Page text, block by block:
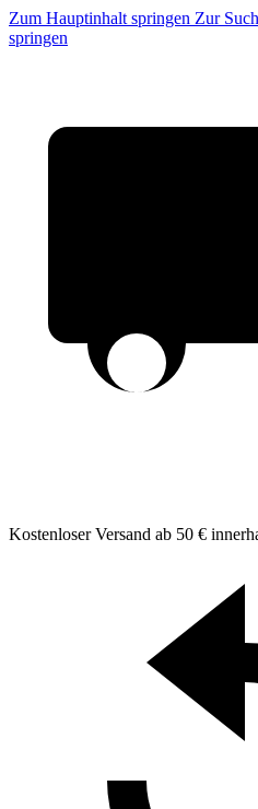
Zum Hauptinhalt springen Zur
springen
Kostenloser Versand ab 50 €